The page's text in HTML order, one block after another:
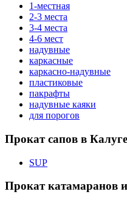
1-местная
2-3 места
3-4 места
4-6 мест
надувные
каркасные
каркасно-надувные
пластиковые
пакрафты
надувные каяки
для порогов
Прокат сапов в Калуге
SUP
Прокат катамаранов